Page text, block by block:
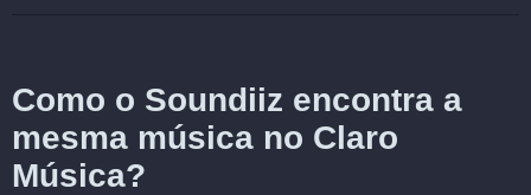
Como o Soundiiz encontra a
mesma música no Claro
Música?